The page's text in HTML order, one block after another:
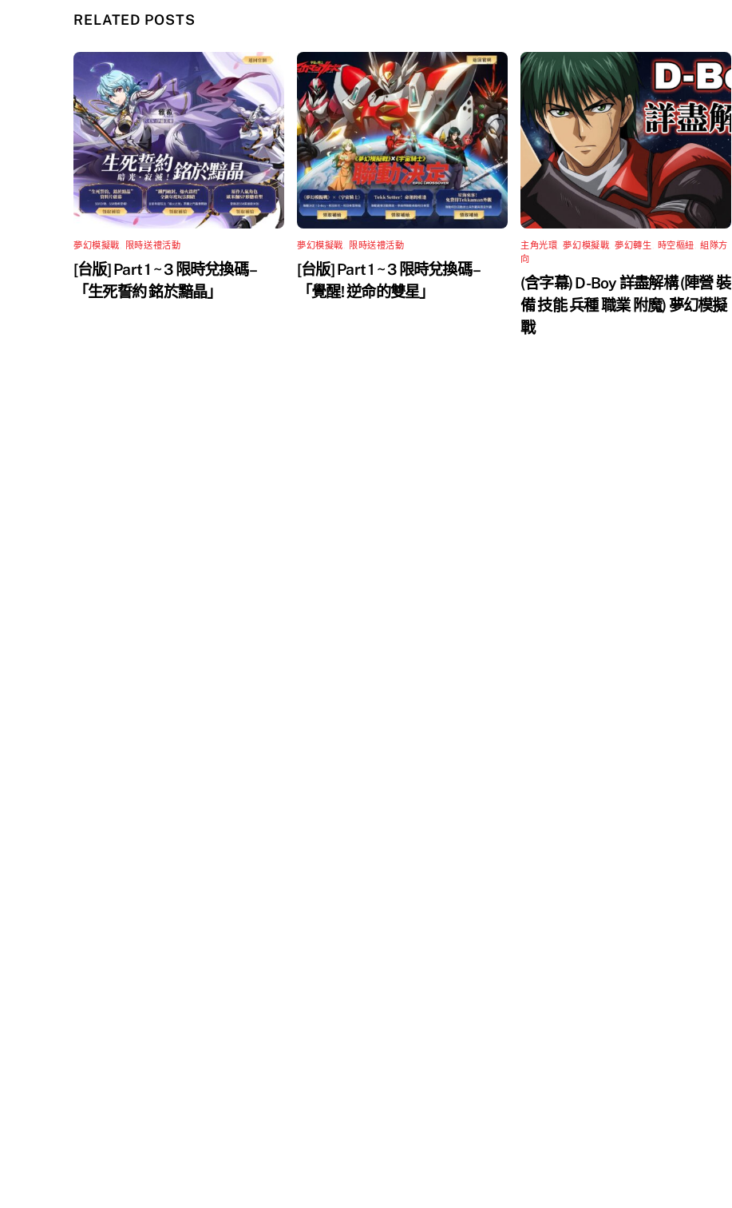
RELATED POSTS
夢幻模擬戰 限時送禮活動
[台版] Part 1 ~ 3 限時兌換碼 –
「生死誓約 銘於黯晶」
夢幻模擬戰 限時送禮活動
[台版] Part 1 ~ 3 限時兌換碼 –
「覺醒! 逆命的雙星」
主角光環 ,夢幻模擬戰 ,夢幻轉生 時空樞紐 ,組隊方
向
(含字幕) D-Boy 詳盡解構 (陣營 裝
備 技能 兵種 職業 附魔) 夢幻模擬
戰